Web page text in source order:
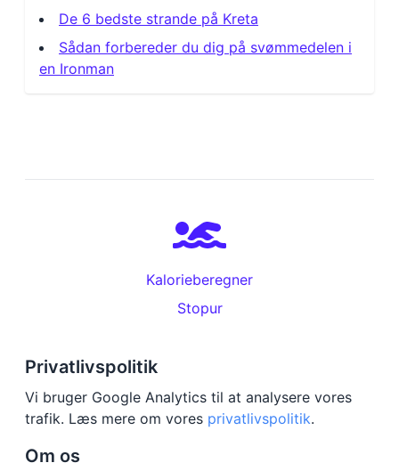
De 6 bedste strande på Kreta
Sådan forbereder du dig på svømmedelen i
en Ironman
Kalorieberegner
Stopur
Privatlivspolitik
Vi bruger Google Analytics til at analysere vores
trafik. Læs mere om vores privatlivspolitik.
Om os